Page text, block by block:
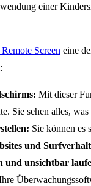
einer
Screen eine
Mit dieser
Sie sehen alles,
Sie können es
und
und unsichtbar